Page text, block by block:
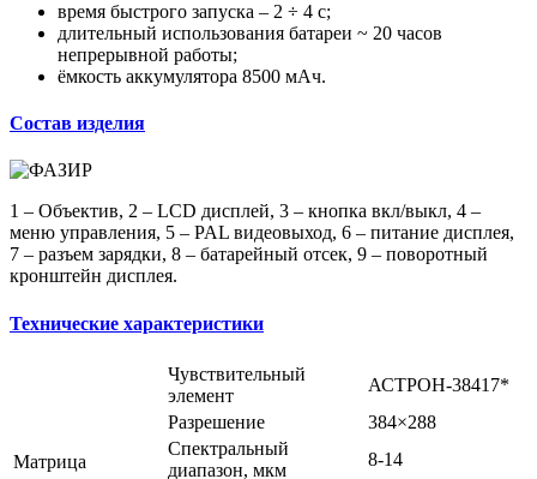
время быстрого запуска – 2 ÷ 4 с;
длительный использования батареи ~ 20 часов
непрерывной работы;
ёмкость аккумулятора 8500 мАч.
Состав изделия
1 – Объектив, 2 – LCD дисплей, 3 – кнопка вкл/выкл, 4 –
меню управления, 5 – PAL видеовыход, 6 – питание дисплея,
7 – разъем зарядки, 8 – батарейный отсек, 9 – поворотный
кронштейн дисплея.
Технические характеристики
Матрица
Чувствительный
элемент
АСТРОН-38417*
Разрешение
384×288
Спектральный
диапазон, мкм
8-14